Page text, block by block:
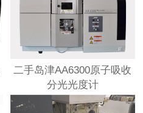
二手岛津AA6300原子吸收
分光光度计